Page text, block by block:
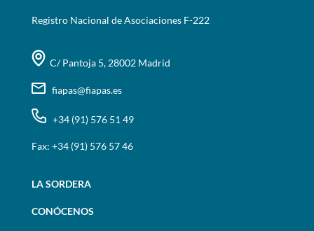
Registro Nacional de Asociaciones F-222
C/ Pantoja 5, 28002 Madrid
fiapas@fiapas.es
+34 (91) 576 51 49
Fax: +34 (91) 576 57 46
LA SORDERA
CONÓCENOS